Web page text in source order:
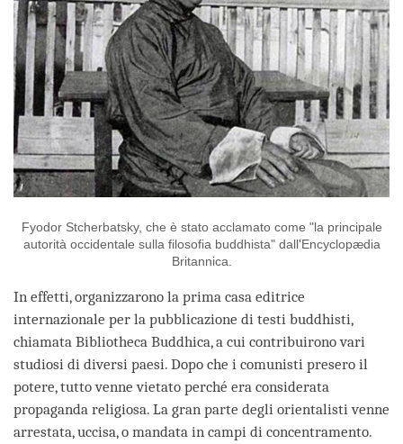
Fyodor Stcherbatsky, che è stato acclamato come "la principale
autorità occidentale sulla filosofia buddhista" dall'Encyclopædia
Britannica.
In effetti, organizzarono la prima casa editrice
internazionale per la pubblicazione di testi buddhisti,
chiamata Bibliotheca Buddhica, a cui contribuirono vari
studiosi di diversi paesi. Dopo che i comunisti presero il
potere, tutto venne vietato perché era considerata
propaganda religiosa. La gran parte degli orientalisti venne
arrestata, uccisa, o mandata in campi di concentramento.